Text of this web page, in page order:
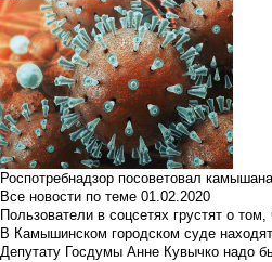
Роспотребнадзор посоветовал
Все новости по теме 01.02.2020
Пользователи в соцсетях грустят о
В Камышинском городском суде
Депутату Госдумы Анне Кувычко надо